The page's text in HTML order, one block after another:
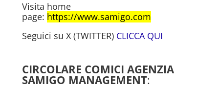
Visita home
page: https://www.samigo.com
Seguici su X (TWITTER) CLICCA QUI
CIRCOLARE COMICI AGENZIA
SAMIGO MANAGEMENT: